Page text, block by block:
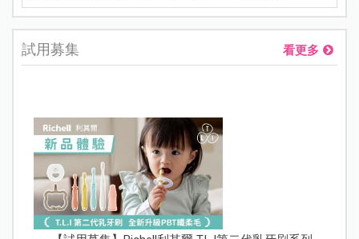
試用募集 看更多